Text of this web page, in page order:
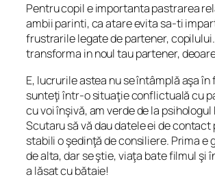
Pentru copil e importanta pastrarea
ambii parinti, ca atare evita sa-ti
frustrarile legate de partener,
transforma in noul tau partener,
E, lucrurile astea nu se întâmplă aşa în
sunteţi într-o situaţie conflictuală cu
cu voi înşivă, am verde de la psihologul
Scutaru să vă dau datele ei de contact
stabili o şedinţă de consiliere. Prima e
de alta, dar se ştie, viaţa bate filmul şi
a lăsat cu bătaie!